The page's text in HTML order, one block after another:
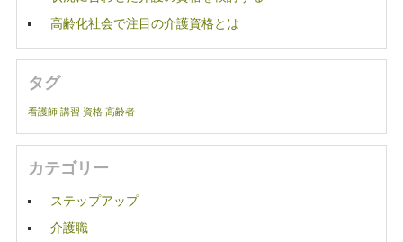
高齢化社会で注目の介護資格とは
タグ
看護師 講習 資格 高齢者
カテゴリー
ステップアップ
介護職